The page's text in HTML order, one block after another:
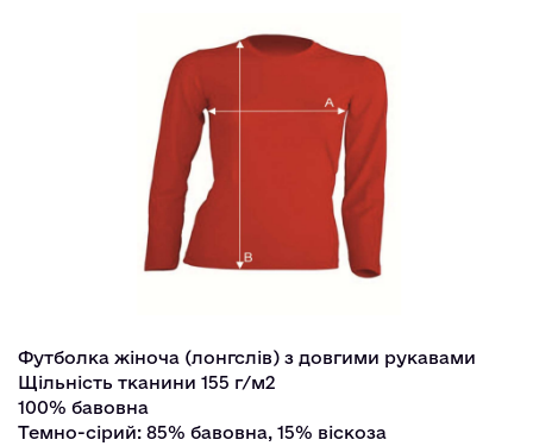
Футболка жіноча (лонгслів) з довгими рукавами
Щільність тканини 155 г/м2
100% бавовна
Темно-сірий: 85% бавовна, 15% віскоза